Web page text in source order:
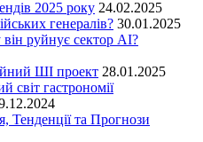
2025 року 24.02.2025
генералів? 30.01.2025
руйнує сектор АІ?
ШІ проект 28.01.2025
світ гастрономії
Тенденції та Прогнози